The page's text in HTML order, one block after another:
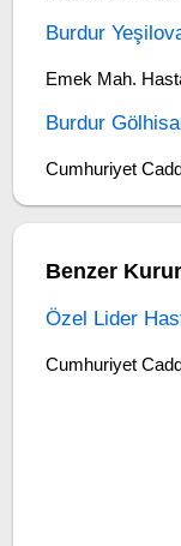
Burdur
Emek Mah.
Burdur
Cumhuriyet
Benzer
Özel Lider
Cumhuriyet